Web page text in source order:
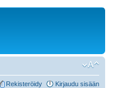
Rekisteröidy Kirjaudu sisään